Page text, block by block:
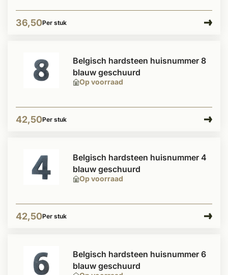
36,50Per stuk
Op voorraad
Belgisch hardsteen huisnummer 8
blauw geschuurd
42,50Per stuk
Op voorraad
Belgisch hardsteen huisnummer 4
blauw geschuurd
42,50Per stuk
Belgisch hardsteen huisnummer 6
blauw geschuurd